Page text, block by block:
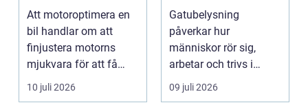
Att motoroptimera en
bil handlar om att
finjustera motorns
mjukvara för att få
bättre respons, mer k...
10 juli 2026
hållbara miljöer
Gatubelysning
påverkar hur
människor rör sig,
arbetar och trivs i
städer och samhällen.
Bra belysnin...
09 juli 2026